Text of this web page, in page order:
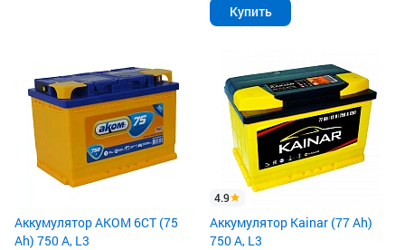
Купить
Аккумулятор AKOM 6СТ (75
Ah) 750 А, L3
4.9
Аккумулятор Kainar (77 Ah)
750 А, L3